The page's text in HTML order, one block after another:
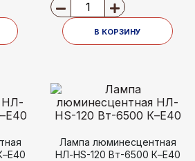
В КОРЗИНУ
Лампа люминесцентная
НЛ-HS-120 Вт-6500 К–Е40